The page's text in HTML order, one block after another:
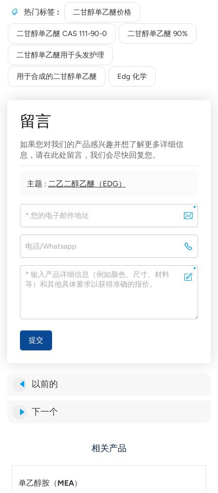
热门标签 : 二甘醇单乙醚价格
二甘醇单乙醚 CAS 111-90-0 二甘醇单乙醚 90%
二甘醇单乙醚用于头发护理
用于合成的二甘醇单乙醚 Edg 化学
留言
如果您对我们的产品感兴趣并想了解更多详细信
息，请在此处留言，我们会尽快回复您。
主题 : 二乙二醇乙醚（EDG）
提交
以前的
下一个
相关产品
单乙醇胺（MEA）